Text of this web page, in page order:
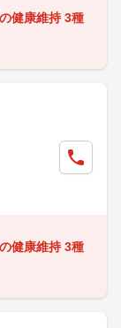
健康維持 3種
健康維持 3種